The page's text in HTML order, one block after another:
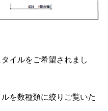
イルをご希望されまし
を数種類に絞りご覧いた